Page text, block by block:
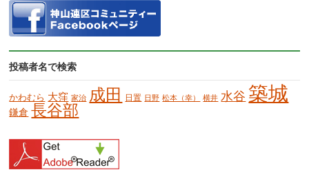
投稿者名で検索
かわむら 大窪 家治 成田 日置 日野 松本（幸） 横井 水谷 築城
鎌倉 長谷部